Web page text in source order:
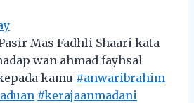
Mas Fadhli Shaari kata
wan ahmad fayhsal
kamu #anwaribrahim
#kerajaanmadani